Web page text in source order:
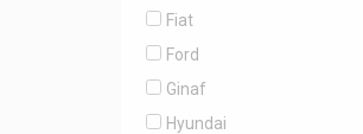
Fiat
Ford
Ginaf
Hyundai